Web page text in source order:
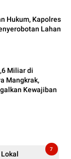
Hukum, Kapolres
Lahan
Miliar di
Mangkrak,
Kewajiban
7